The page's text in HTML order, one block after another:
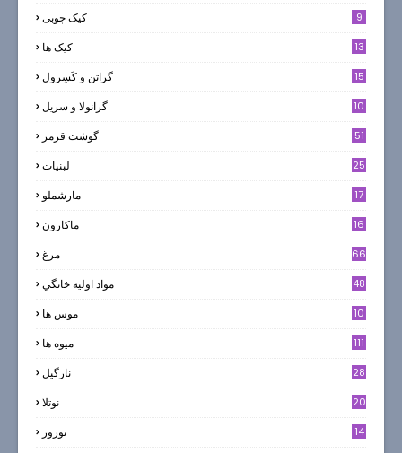
کیک چوبی 9
کیک ها
13
گراتن و كَسِرول 15
گرانولا و سريل 10
گوشت قرمز 51
لبنيات 25
مارشملو 17
ماکارون 16
مرغ 66
مواد اوليه خانگي 48
موس ها 10
میوه ها 111
نارگيل 28
نوتلا 20
نوروز
14